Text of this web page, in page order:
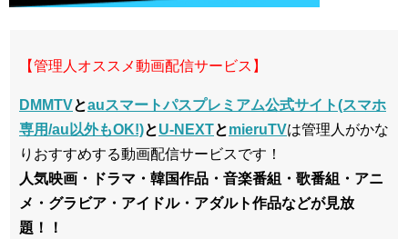
【管理人オススメ動画配信サービス】
DMMTVとauスマートパスプレミアム公式サイト(スマホ
専用/au以外もOK!)とU-NEXTとmieruTVは管理人がかな
りおすすめする動画配信サービスです！
人気映画・ドラマ・韓国作品・音楽番組・歌番組・アニ
メ・グラビア・アイドル・アダルト作品などが見放
題！！